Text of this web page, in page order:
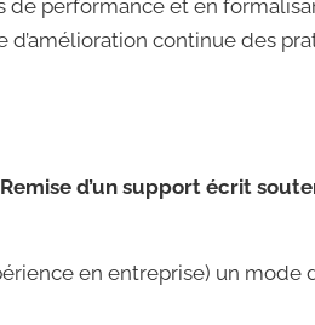
de performance et en
d’amélioration continue des
Remise d’un support écrit
en entreprise) un mode